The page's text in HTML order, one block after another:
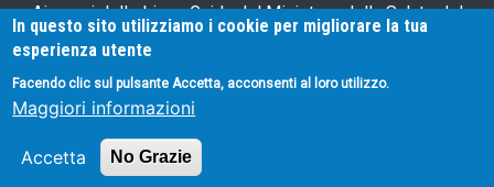
Ai sensi delle Linee Guida del Ministero della Salute del
28/03/2013, relative alla pubblicità sanitaria concernente i
dispositivi medici, dispositivi medico-diagnostici in vitro e
presidi medico-chirurgici, si avvisa l'utente che le
informazioni contenute nel presente sito Internet sono
esclusivamente rivolte agli operatori professionali.
In questo sito utilizziamo i cookie per migliorare la tua
esperienza utente
Facendo clic sul pulsante Accetta, acconsenti al loro utilizzo.
Maggiori informazioni
Accetta No Grazie